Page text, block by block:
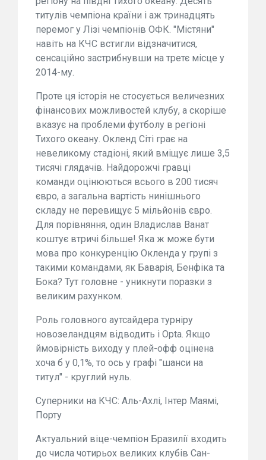
титулів чемпіона країни і аж тринадцять
перемог у Лізі чемпіонів ОФК. "Містяни"
навіть на КЧС встигли відзначитися,
сенсаційно застрибнувши на третє місце у
2014-му.
Проте ця історія не стосується величезних
фінансових можливостей клубу, а скоріше
вказує на проблеми футболу в регіоні
Тихого океану. Окленд Сіті грає на
невеликому стадіоні, який вміщує лише 3,5
тисячі глядачів. Найдорожчі гравці
команди оцінюються всього в 200 тисяч
євро, а загальна вартість нинішнього
складу не перевищує 5 мільйонів євро.
Для порівняння, один Владислав Ванат
коштує втричі більше! Яка ж може бути
мова про конкуренцію Окленда у групі з
такими командами, як Баварія, Бенфіка та
Бока? Тут головне - уникнути поразки з
великим рахунком.
Роль головного аутсайдера турніру
новозеландцям відводить і Opta. Якщо
ймовірність виходу у плей-офф оцінена
хоча б у 0,1%, то ось у графі "шанси на
титул" - круглий нуль.
Суперники на КЧС: Аль-Ахлі, Інтер Маямі,
Порту
Актуальний віце-чемпіон Бразилії входить
до числа чотирьох великих клубів Сан-